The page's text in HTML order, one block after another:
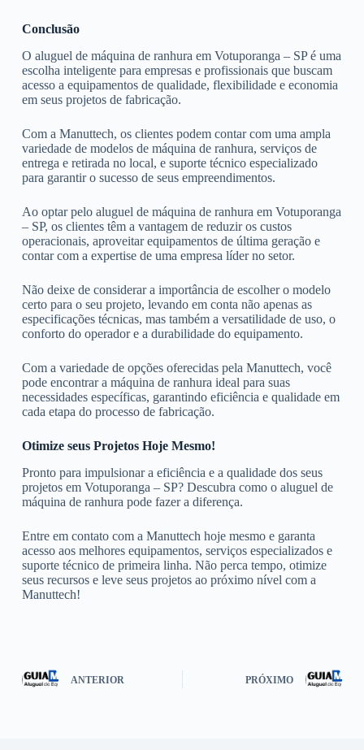
Conclusão
O aluguel de máquina de ranhura em Votuporanga – SP é uma
escolha inteligente para empresas e profissionais que buscam
acesso a equipamentos de qualidade, flexibilidade e economia
em seus projetos de fabricação.
Com a Manuttech, os clientes podem contar com uma ampla
variedade de modelos de máquina de ranhura, serviços de
entrega e retirada no local, e suporte técnico especializado
para garantir o sucesso de seus empreendimentos.
Ao optar pelo aluguel de máquina de ranhura em Votuporanga
– SP, os clientes têm a vantagem de reduzir os custos
operacionais, aproveitar equipamentos de última geração e
contar com a expertise de uma empresa líder no setor.
Não deixe de considerar a importância de escolher o modelo
certo para o seu projeto, levando em conta não apenas as
especificações técnicas, mas também a versatilidade de uso, o
conforto do operador e a durabilidade do equipamento.
Com a variedade de opções oferecidas pela Manuttech, você
pode encontrar a máquina de ranhura ideal para suas
necessidades específicas, garantindo eficiência e qualidade em
cada etapa do processo de fabricação.
Otimize seus Projetos Hoje Mesmo!
Pronto para impulsionar a eficiência e a qualidade dos seus
projetos em Votuporanga – SP? Descubra como o aluguel de
máquina de ranhura pode fazer a diferença.
Entre em contato com a Manuttech hoje mesmo e garanta
acesso aos melhores equipamentos, serviços especializados e
suporte técnico de primeira linha. Não perca tempo, otimize
seus recursos e leve seus projetos ao próximo nível com a
Manuttech!
ANTERIOR PRÓXIMO